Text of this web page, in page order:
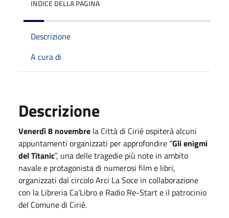
INDICE DELLA PAGINA
Descrizione
A cura di
Descrizione
Venerdì 8 novembre la Città di Cirié ospiterà alcuni
appuntamenti organizzati per approfondire “Gli enigmi
del Titanic”, una delle tragedie più note in ambito
navale e protagonista di numerosi film e libri,
organizzati dal circolo Arci La Soce in collaborazione
con la Libreria Ca’Libro e Radio Re-Start e il patrocinio
del Comune di Cirié.